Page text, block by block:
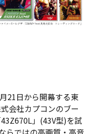
21日から開幕する東
会社カプコンのブー
」(43V型)を試